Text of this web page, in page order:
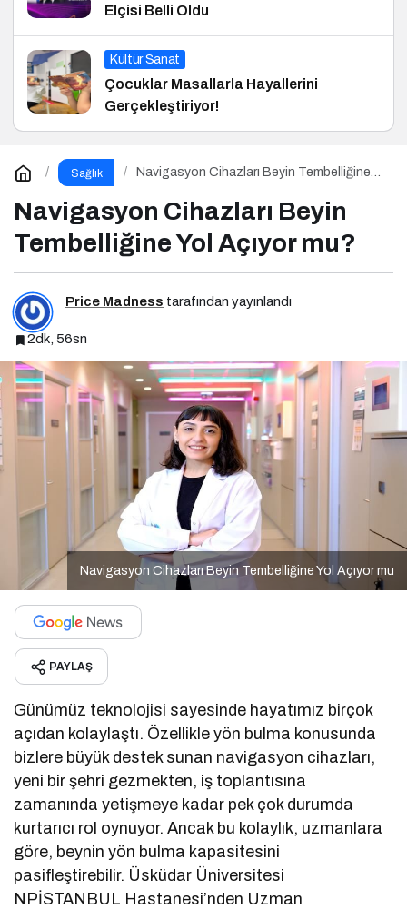
Elçisi Belli Oldu
Kültür Sanat
Çocuklar Masallarla Hayallerini
Gerçekleştiriyor!
Sağlık
Navigasyon Cihazları Beyin Tembelliğine
Navigasyon Cihazları Beyin
Tembelliğine Yol Açıyor mu?
Price Madness tarafından yayınlandı
2dk, 56sn
Navigasyon Cihazları Beyin Tembelliğine Yol Açıyor mu
PAYLAŞ
Günümüz teknolojisi sayesinde hayatımız birçok
açıdan kolaylaştı. Özellikle yön bulma konusunda
bizlere büyük destek sunan navigasyon cihazları,
yeni bir şehri gezmekten, iş toplantısına
zamanında yetişmeye kadar pek çok durumda
kurtarıcı rol oynuyor. Ancak bu kolaylık, uzmanlara
göre, beynin yön bulma kapasitesini
pasifleştirebilir. Üsküdar Üniversitesi
NPİSTANBUL Hastanesi’nden Uzman